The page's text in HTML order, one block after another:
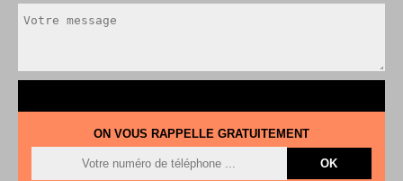
ON VOUS RAPPELLE GRATUITEMENT